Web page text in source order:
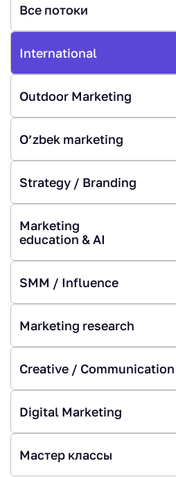
Все потоки
International
Outdoor Marketing
O’zbek marketing
Strategy / Branding
Marketing
education & AI
SMM / Influence
Marketing research
Creative / Communication
Digital Marketing
Мастер классы